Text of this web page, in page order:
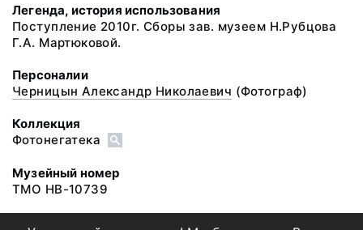
Легенда, история использования
Поступление 2010г. Сборы зав. музеем Н.Рубцова
Г.А. Мартюковой.
Персоналии
Черницын Александр Николаевич (Фотограф)
Коллекция
Фотонегатека
Музейный номер
ТМО НВ-10739